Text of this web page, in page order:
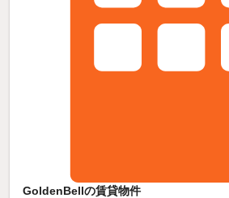
GoldenBellの賃貸物件